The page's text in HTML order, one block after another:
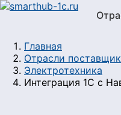
Главная
Отрасли
Электротехника
Интеграция 1С с